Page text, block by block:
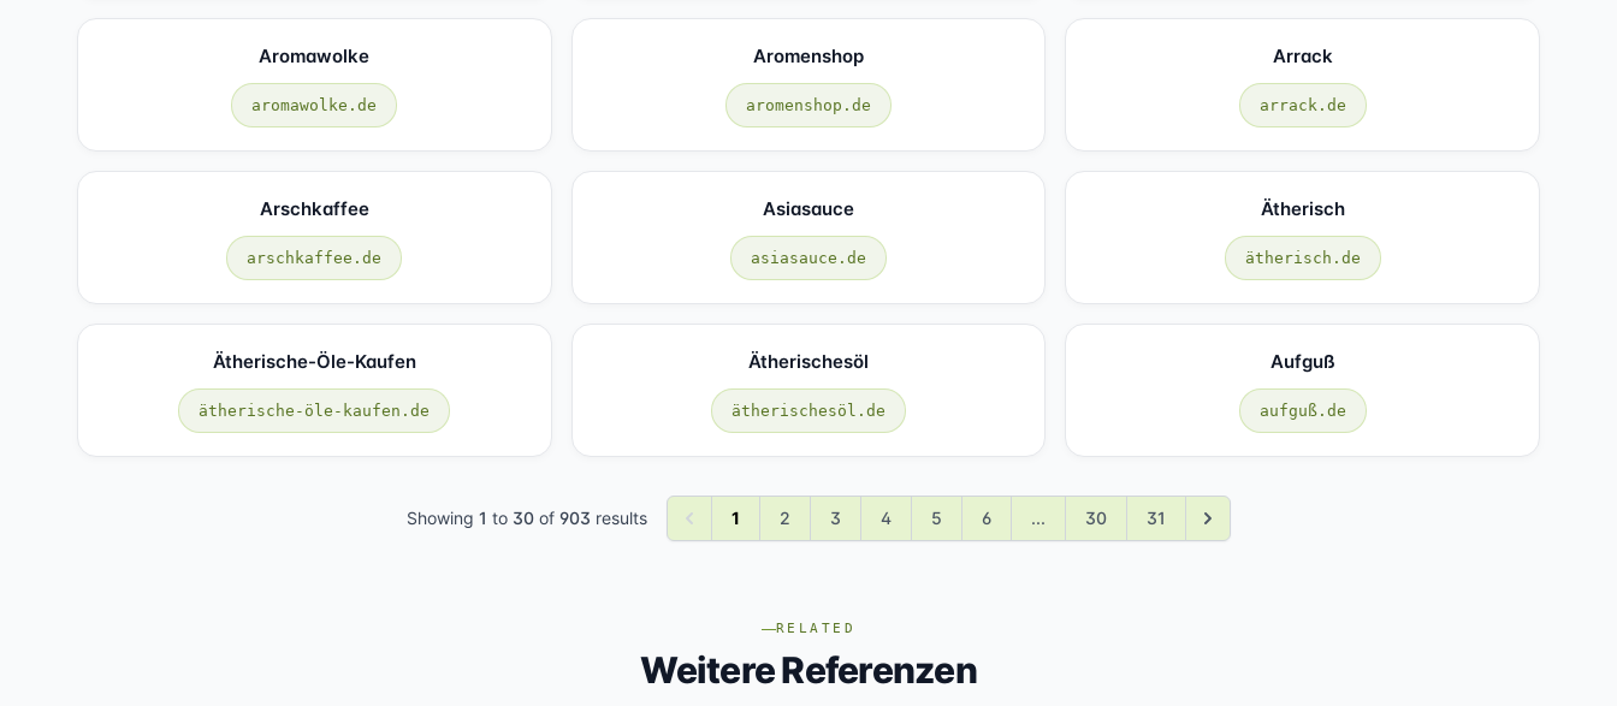
Aromawolke
aromawolke.de
Aromenshop
aromenshop.de
Arrack
arrack.de
Arschkaffee
arschkaffee.de
Asiasauce
asiasauce.de
Ätherisch
ätherisch.de
Ätherische-Öle-Kaufen
ätherische-öle-kaufen.de
Ätherischesöl
ätherischesöl.de
Aufguß
aufguß.de
Showing 1 to 30of 903 results 1 2 3 4 5 6 ... 30 31
RELATED
Weitere Referenzen